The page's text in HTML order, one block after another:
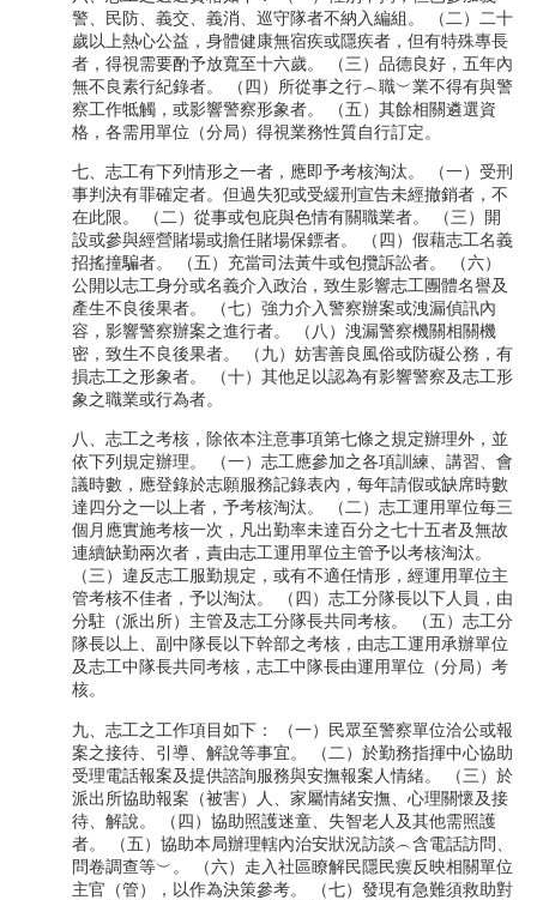
警、民防、義交、義消、巡守隊者不納入編組。 （二）二十
歲以上熱心公益，身體健康無宿疾或隱疾者，但有特殊專長
者，得視需要酌予放寬至十六歲。 （三）品德良好，五年內
無不良素行紀錄者。 （四）所從事之行︵職︶業不得有與警
察工作牴觸，或影響警察形象者。 （五）其餘相關遴選資
格，各需用單位（分局）得視業務性質自行訂定。
七、志工有下列情形之一者，應即予考核淘汰。 （一）受刑
事判決有罪確定者。但過失犯或受緩刑宣告未經撤銷者，不
在此限。 （二）從事或包庇與色情有關職業者。 （三）開
設或參與經營賭場或擔任賭場保鏢者。 （四）假藉志工名義
招搖撞騙者。 （五）充當司法黃牛或包攬訴訟者。 （六）
公開以志工身分或名義介入政治，致生影響志工團體名譽及
產生不良後果者。 （七）強力介入警察辦案或洩漏偵訊內
容，影響警察辦案之進行者。 （八）洩漏警察機關相關機
密，致生不良後果者。 （九）妨害善良風俗或防礙公務，有
損志工之形象者。 （十）其他足以認為有影響警察及志工形
象之職業或行為者。
八、志工之考核，除依本注意事項第七條之規定辦理外，並
依下列規定辦理。 （一）志工應參加之各項訓練、講習、會
議時數，應登錄於志願服務記錄表內，每年請假或缺席時數
達四分之一以上者，予考核淘汰。 （二）志工運用單位每三
個月應實施考核一次，凡出勤率未達百分之七十五者及無故
連續缺勤兩次者，責由志工運用單位主管予以考核淘汰。
（三）違反志工服勤規定，或有不適任情形，經運用單位主
管考核不佳者，予以淘汰。 （四）志工分隊長以下人員，由
分駐（派出所）主管及志工分隊長共同考核。 （五）志工分
隊長以上、副中隊長以下幹部之考核，由志工運用承辦單位
及志工中隊長共同考核，志工中隊長由運用單位（分局）考
核。
九、志工之工作項目如下： （一）民眾至警察單位洽公或報
案之接待、引導、解說等事宜。 （二）於勤務指揮中心協助
受理電話報案及提供諮詢服務與安撫報案人情緒。 （三）於
派出所協助報案（被害）人、家屬情緒安撫、心理關懷及接
待、解說。 （四）協助照護迷童、失智老人及其他需照護
者。 （五）協助本局辦理轄內治安狀況訪談︵含電話訪問、
問卷調查等︶。 （六）走入社區瞭解民隱民瘼反映相關單位
主官（管），以作為決策參考。 （七）發現有急難須救助對